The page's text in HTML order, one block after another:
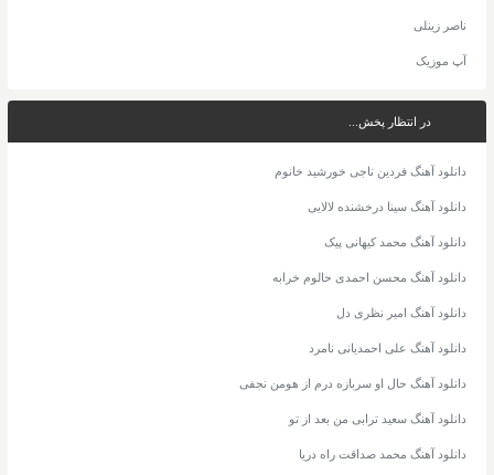
ناصر زینلی
آپ موزیک
در انتظار پخش...
دانلود آهنگ فردین ناجی خورشید خانوم
دانلود آهنگ سینا درخشنده لالایی
دانلود آهنگ محمد کیهانی پیک
دانلود آهنگ محسن احمدی حالوم خرابه
دانلود آهنگ امیر نظری دل
دانلود آهنگ علی احمدیانی نامرد
دانلود آهنگ حال او سربازه درم از هومن نجفی
دانلود آهنگ سعید ترابی من بعد از تو
دانلود آهنگ محمد صداقت راه دریا